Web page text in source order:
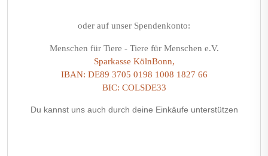
oder auf unser Spendenkonto:
Menschen für Tiere - Tiere für Menschen e.V.
Sparkasse KölnBonn,
IBAN: DE89 3705 0198 1008 1827 66
BIC: COLSDE33
Du kannst uns auch durch deine Einkäufe unterstützen